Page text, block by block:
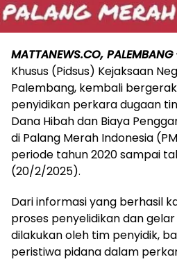
MATTANEWS.CO, PALEMBANG
Khusus (Pidsus) Kejaksaan
Palembang, kembali
penyidikan perkara dugaan
Dana Hibah dan Biaya
di Palang Merah Indonesia
periode tahun 2020 sampai
(20/2/2025).
Dari informasi yang berhasil
proses penyelidikan dan
dilakukan oleh tim penyidik,
peristiwa pidana dalam